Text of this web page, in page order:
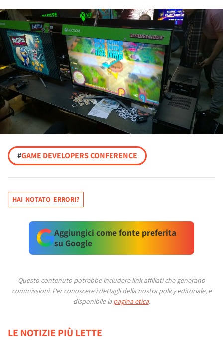
#GAME DEVELOPERS CONFERENCE
HAI NOTATO ERRORI?
Aggiungici come fonte preferita
su Google
Questo contenuto potrebbe includere link affiliati che generano
commissioni. Per conoscere i dettagli della nostra policy editoriale, è
disponibile la pagina etica.
LE NOTIZIE PIÙ LETTE